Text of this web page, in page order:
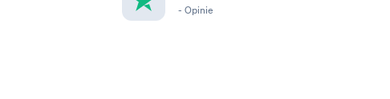
- Opinie